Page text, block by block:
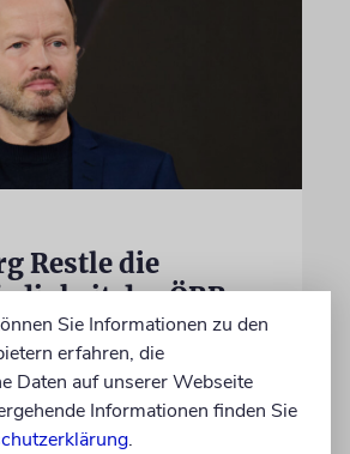
Restle die
des ÖRR
des Journalisten hat sich
Vorstand der Synagogen-
an WDR-
Sie Informationen zu den
erfahren, die
Daten auf unserer Webseite
Informationen finden Sie
.